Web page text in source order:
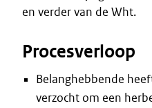
en verder van de Wht.
Procesverloop
Belanghebbende
verzocht om een